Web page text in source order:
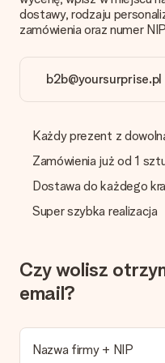
Co zrobić, jeśli
Skontaktuj się z działem
Czy faktura jest
Żaden rachunek lub faktura
Możesz ją również znaleźć
możesz wysłać prezent
prawdziwą niespodzianką!
dostawy, rodzaju
zamówienia oraz numer
b2b@yoursurprise.pl
Każdy prezent z
Zamówienia już od 1
Dostawa do każdego
Super szybka realizacja
Czy wolisz
email?
Nazwa firmy + NIP